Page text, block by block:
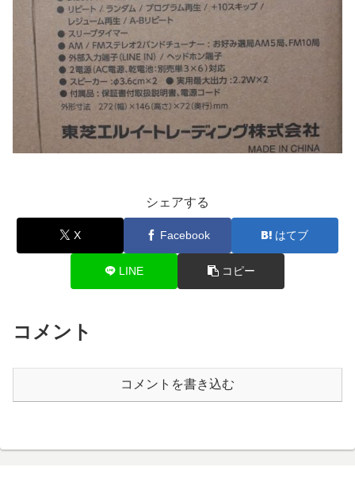
シェアする
X Facebook はてブ
LINE コピー
コメント
コメントを書き込む